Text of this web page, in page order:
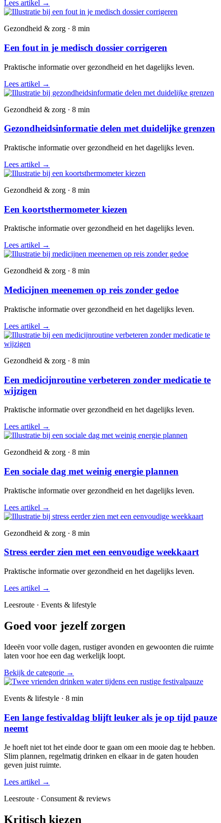
Lees artikel →
Gezondheid & zorg · 8 min
Een fout in je medisch dossier corrigeren
Praktische informatie over gezondheid en het dagelijks leven.
Lees artikel →
Gezondheid & zorg · 8 min
Gezondheidsinformatie delen met duidelijke grenzen
Praktische informatie over gezondheid en het dagelijks leven.
Lees artikel →
Gezondheid & zorg · 8 min
Een koortsthermometer kiezen
Praktische informatie over gezondheid en het dagelijks leven.
Lees artikel →
Gezondheid & zorg · 8 min
Medicijnen meenemen op reis zonder gedoe
Praktische informatie over gezondheid en het dagelijks leven.
Lees artikel →
Gezondheid & zorg · 8 min
Een medicijnroutine verbeteren zonder medicatie te
wijzigen
Praktische informatie over gezondheid en het dagelijks leven.
Lees artikel →
Gezondheid & zorg · 8 min
Een sociale dag met weinig energie plannen
Praktische informatie over gezondheid en het dagelijks leven.
Lees artikel →
Gezondheid & zorg · 8 min
Stress eerder zien met een eenvoudige weekkaart
Praktische informatie over gezondheid en het dagelijks leven.
Lees artikel →
Leesroute · Events & lifestyle
Goed voor jezelf zorgen
Ideeën voor volle dagen, rustiger avonden en gewoonten die ruimte
laten voor hoe een dag werkelijk loopt.
Bekijk de categorie →
Events & lifestyle · 8 min
Een lange festivaldag blijft leuker als je op tijd pauze
neemt
Je hoeft niet tot het einde door te gaan om een mooie dag te hebben.
Slim plannen, regelmatig drinken en elkaar in de gaten houden
geven juist ruimte.
Lees artikel →
Leesroute · Consument & reviews
Kritisch kiezen